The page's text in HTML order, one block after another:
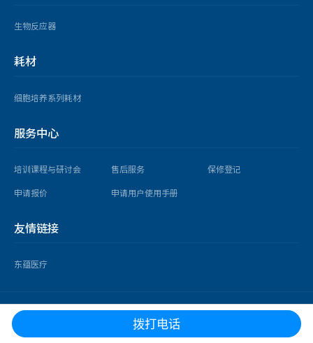
生物反应器
耗材
细胞培养系列耗材
服务中心
培训课程与研讨会 售后服务
保修登记
申请报价
申请用户使用手册
友情链接
东蕴医疗
copyright © 2025 益世科（上海）企业发展有限公司 版权所有 |
沪ICP备
14026918号-3 沪公网安备31010902002465号
拨打电话